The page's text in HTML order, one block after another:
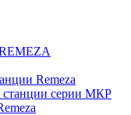
Remeza
станции серии МКР